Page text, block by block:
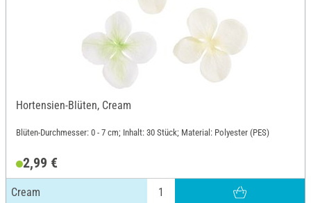
Hortensien-Blüten, Cream
Blüten-Durchmesser: 0 - 7 cm; Inhalt: 30 Stück; Material: Polyester (PES)
2,99 €
Cream